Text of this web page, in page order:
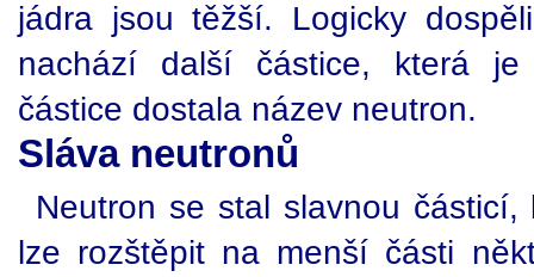
jádra jsou těžší. Logicky
nachází další částice, která je
částice dostala název neutron.
Sláva neutronů
Neutron se stal slavnou
lze rozštěpit na menší části